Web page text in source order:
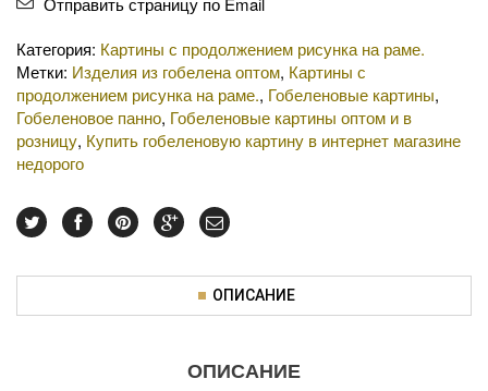
Категория: Картины с продолжением рисунка на раме.
Метки: Изделия из гобелена оптом, Картины с
продолжением рисунка на раме., Гобеленовые картины,
Гобеленовое панно, Гобеленовые картины оптом и в
розницу, Купить гобеленовую картину в интернет магазине
недорого
ОПИСАНИЕ
ОПИСАНИЕ